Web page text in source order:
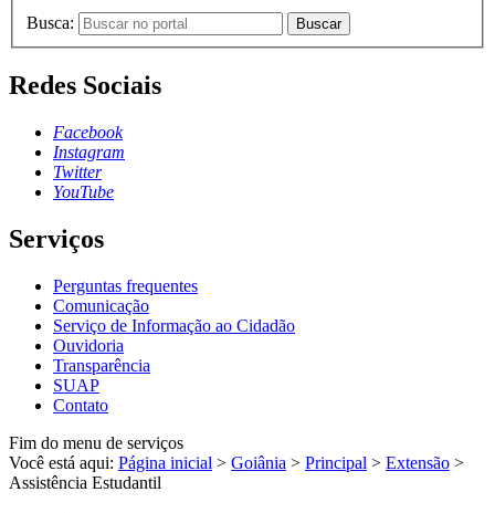
Busca: Buscar
Redes Sociais
Facebook
Instagram
Twitter
YouTube
Serviços
Perguntas frequentes
Comunicação
Serviço de Informação ao Cidadão
Ouvidoria
Transparência
SUAP
Contato
Fim do menu de serviços
Você está aqui: Página inicial > Goiânia > Principal > Extensão >
Assistência Estudantil